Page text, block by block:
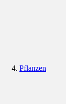
Pflanzen